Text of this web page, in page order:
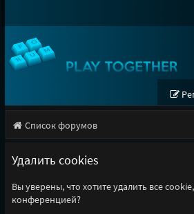
Список форумов
Удалить cookies
Вы уверены, что хотите удалить все
конференцией?